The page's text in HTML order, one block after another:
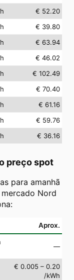
€ 52.20
€ 39.80
€ 63.94
€ 46.02
€ 102.49
€ 70.40
€ 61.16
€ 59.76
€ 36.16
preço spot
para amanhã
Nord
Aprox.
—
€ 0.005 – 0.20
/kWh